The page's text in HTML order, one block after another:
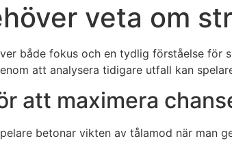
veta om
både fokus och en tydlig förståelse för
att analysera tidigare utfall kan
att maximera
betonar vikten av tålamod när man